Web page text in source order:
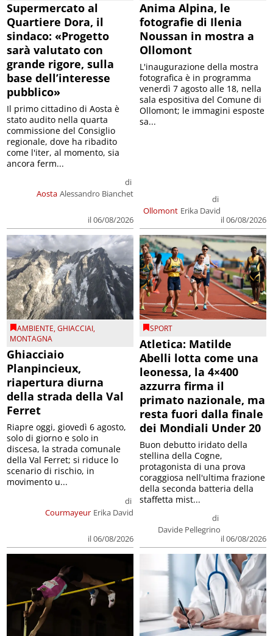
Supermercato al
Quartiere Dora, il
sindaco: «Progetto
sarà valutato con
grande rigore, sulla
base dell’interesse
pubblico»
Aosta
di
Alessandro Bianchet
il 06/08/2026
Il primo cittadino di Aosta è
stato audito nella quarta
commissione del Consiglio
regionale, dove ha ribadito
come l'iter, al momento, sia
ancora ferm...
Anima Alpina, le
fotografie di Ilenia
Noussan in mostra a
Ollomont
Ollomont
di
Erika David
il 06/08/2026
L'inaugurazione della mostra
fotografica è in programma
venerdì 7 agosto alle 18, nella
sala espositiva del Comune di
Ollomont; le immagini esposte
sa...
AMBIENTE,GHIACCIAI,
MONTAGNA
Ghiacciaio
Planpincieux,
riapertura diurna
della strada della Val
Ferret
Courmayeur
di
Erika David
il 06/08/2026
Riapre oggi, giovedì 6 agosto,
solo di giorno e solo in
discesa, la strada comunale
della Val Ferret; si riduce lo
scenario di rischio, in
movimento u...
SPORT
Atletica: Matilde
Abelli lotta come una
leonessa, la 4×400
azzurra firma il
primato nazionale, ma
resta fuori dalla finale
dei Mondiali Under 20
di
Davide Pellegrino
il 06/08/2026
Buon debutto iridato della
stellina della Cogne,
protagonista di una prova
coraggiosa nell'ultima frazione
della seconda batteria della
staffetta mist...